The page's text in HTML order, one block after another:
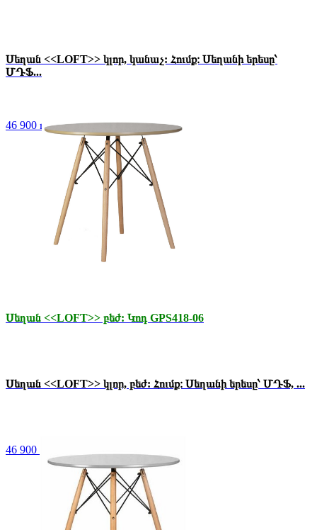
Սեղան <<LOFT>> կլոր, կանաչ: Հումք։ Սեղանի երեսը՝
ՄԴՖ...
46 900 դր.
Սեղան <<LOFT>> բեժ: Կոդ GPS418-06
Սեղան <<LOFT>> կլոր, բեժ: Հումք։ Սեղանի երեսը՝ ՄԴՖ, ...
46 900 դր.